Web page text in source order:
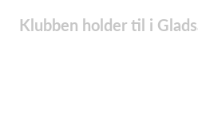
Klubben holder til i